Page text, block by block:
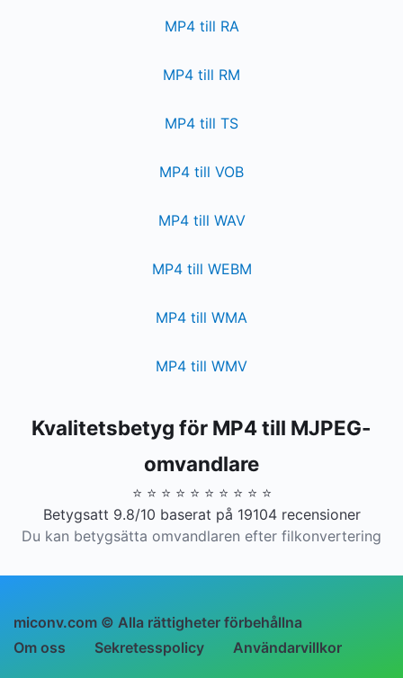
MP4 till RA
MP4 till RM
MP4 till TS
MP4 till VOB
MP4 till WAV
MP4 till WEBM
MP4 till WMA
MP4 till WMV
Kvalitetsbetyg för MP4 till MJPEG-
omvandlare
⭐ ⭐ ⭐ ⭐ ⭐ ⭐ ⭐ ⭐ ⭐ ⭐
Betygsatt 9.8/10 baserat på 19104 recensioner
Du kan betygsätta omvandlaren efter filkonvertering
miconv.com © Alla rättigheter förbehållna
Om oss
Sekretesspolicy Användarvillkor